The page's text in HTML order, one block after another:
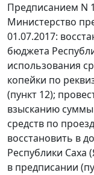
Предписанием N
Министерство
01.07.2017:
бюджета
использования
копейки по
(пункт 12);
взысканию
средств по
восстановить в
Республики Саха
в предписании